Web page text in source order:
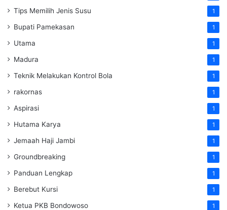
Tips Memilih Jenis Susu 1
Bupati Pamekasan 1
Utama 1
Madura 1
Teknik Melakukan Kontrol Bola 1
rakornas 1
Aspirasi 1
Hutama Karya 1
Jemaah Haji Jambi 1
Groundbreaking 1
Panduan Lengkap 1
Berebut Kursi 1
Ketua PKB Bondowoso 1